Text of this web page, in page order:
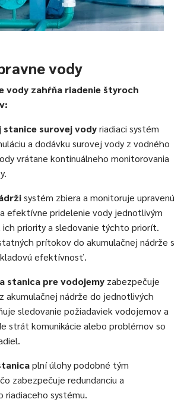
vody
vody zahŕňa riadenie štyroch
stanice surovej vodyriadiaci systém
a dodávku surovej vody z vodného
vrátane kontinuálneho monitorovania
systém zbiera a monitoruje upravenú
efektívne pridelenie vody jednotlivým
priority a sledovanie týchto priorít.
prítokov do akumulačnej nádrže s
efektívnosť.
stanica pre vodojemy zabezpečuje
akumulačnej nádrže do jednotlivých
sledovanie požiadaviek vodojemov a
strát komunikácie alebo problémov so
plní úlohy podobné tým
zabezpečuje redundanciu a
riadiaceho systému.